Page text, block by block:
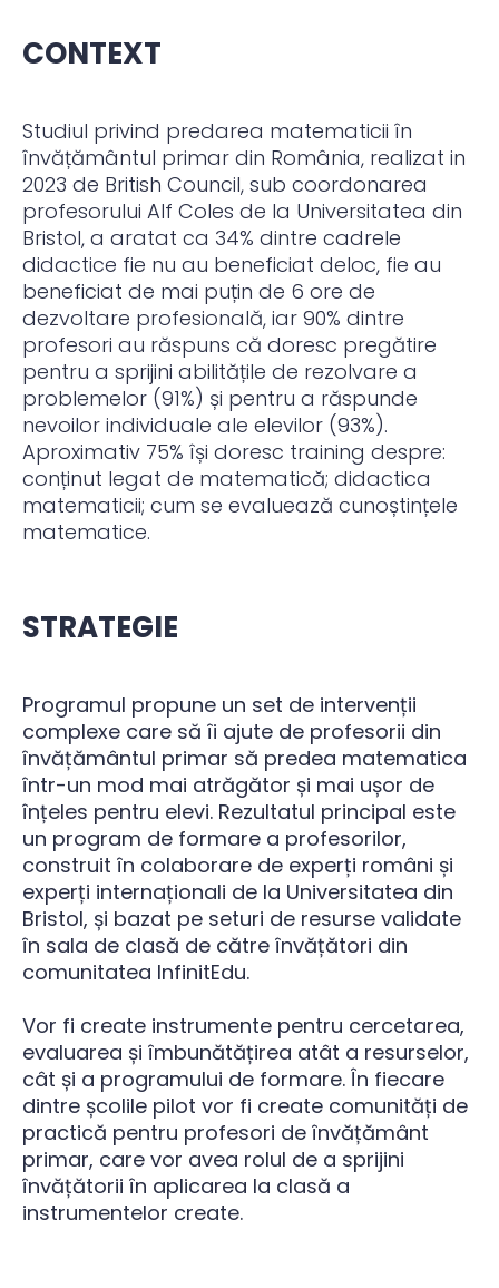
CONTEXT
Studiul privind predarea matematicii în
învățământul primar din România, realizat in
2023 de British Council, sub coordonarea
profesorului Alf Coles de la Universitatea din
Bristol, a aratat ca 34% dintre cadrele
didactice fie nu au beneficiat deloc, fie au
beneficiat de mai puțin de 6 ore de
dezvoltare profesională, iar 90% dintre
profesori au răspuns că doresc pregătire
pentru a sprijini abilitățile de rezolvare a
problemelor (91%) și pentru a răspunde
nevoilor individuale ale elevilor (93%).
Aproximativ 75% își doresc training despre:
conținut legat de matematică; didactica
matematicii; cum se evaluează cunoștințele
matematice.
STRATEGIE
Programul propune un set de intervenții
complexe care să îi ajute de profesorii din
învățământul primar să predea matematica
într-un mod mai atrăgător și mai ușor de
înțeles pentru elevi. Rezultatul principal este
un program de formare a profesorilor,
construit în colaborare de experți români și
experți internaționali de la Universitatea din
Bristol, și bazat pe seturi de resurse validate
în sala de clasă de către învățători din
comunitatea InfinitEdu.
Vor fi create instrumente pentru cercetarea,
evaluarea și îmbunătățirea atât a resurselor,
cât și a programului de formare. În fiecare
dintre școlile pilot vor fi create comunități de
practică pentru profesori de învățământ
primar, care vor avea rolul de a sprijini
învățătorii în aplicarea la clasă a
instrumentelor create.